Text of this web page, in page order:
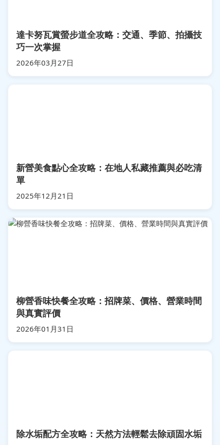
達卡努瓦賞螢步道全攻略：交通、季節、拍攝技
巧一次掌握
2026年03月27日
新營美食點心全攻略：在地人私藏推薦與必吃清
單
2025年12月21日
柳營香味快餐全攻略：招牌菜、價格、營業時間
與真實評價
2026年01月31日
除水垢配方全攻略：天然方法輕鬆去除頑固水垢